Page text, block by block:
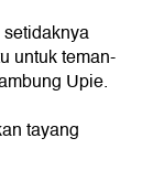
untuk teman-
Upie.
tayang